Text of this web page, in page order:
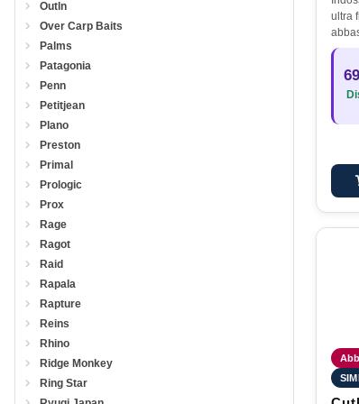
Outln
Over Carp Baits
Palms
Patagonia
Penn
Petitjean
Plano
Preston
Primal
Prologic
Prox
Rage
Ragot
Raid
Rapala
Rapture
Reins
Rhino
Ridge Monkey
Ring Star
ultra
con
e